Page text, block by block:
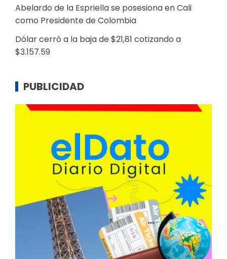
Abelardo de la Espriella se posesiona en Cali
como Presidente de Colombia
Dólar cerró a la baja de $21,81 cotizando a
$3.157.59
PUBLICIDAD